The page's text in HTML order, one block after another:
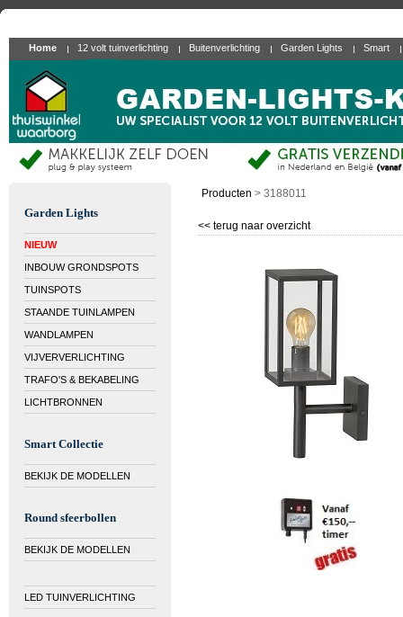
Home 12 volt tuinverlichting Buitenverlichting Garden Lights Smart
Garden Lights
NIEUW
INBOUW GRONDSPOTS
TUINSPOTS
STAANDE TUINLAMPEN
WANDLAMPEN
VIJVERVERLICHTING
TRAFO'S & BEKABELING
LICHTBRONNEN
Smart Collectie
BEKIJK DE MODELLEN
Round sfeerbollen
BEKIJK DE MODELLEN
LED TUINVERLICHTING
Producten > 3188011
<< terug naar overzicht